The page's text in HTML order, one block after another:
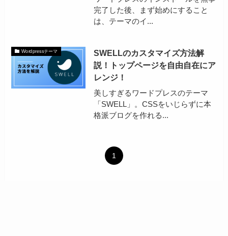
完了した後、まず始めにすること
は、テーマのイ...
Wordpressテーマ
SWELLのカスタマイズ方法解
説！トップページを自由自在にア
レンジ！
美しすぎるワードプレスのテーマ
「SWELL」。CSSをいじらずに本
格派ブログを作れる...
1